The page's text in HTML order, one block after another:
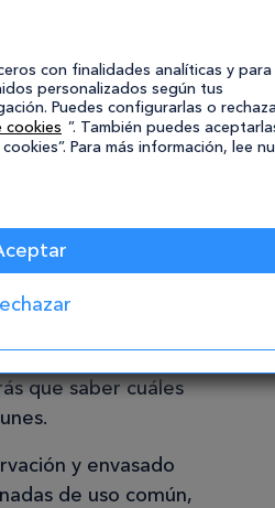
en la cocina
tamaño, etc.), sus
sus necesidades
conforman el
con sus
resultados que
necesario
más comunes,
las necesidades
que saber cuáles
y envasado
de uso común,
con finalidades analíticas y para
personalizados según tus
Puedes configurarlas o
cookies ”. También puedes
Para más información, lee